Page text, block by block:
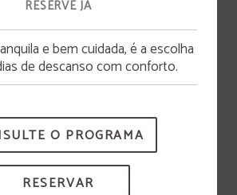
Abertura da piscina
estará disponível a partir de 15 de junho.
RESERVE JÁ
e bem cuidada, é a escolha
de descanso com conforto.
O PROGRAMA
RESERVAR